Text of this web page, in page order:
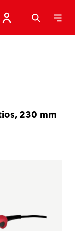
230 mm